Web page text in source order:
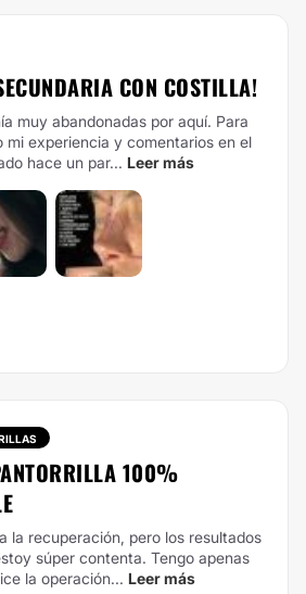
CON COSTILLA!
muy abandonadas por aquí. Para
mi experiencia y comentarios en el
hace un par... Leer más
100%
la recuperación, pero los resultados
súper contenta. Tengo apenas
la operación... Leer más